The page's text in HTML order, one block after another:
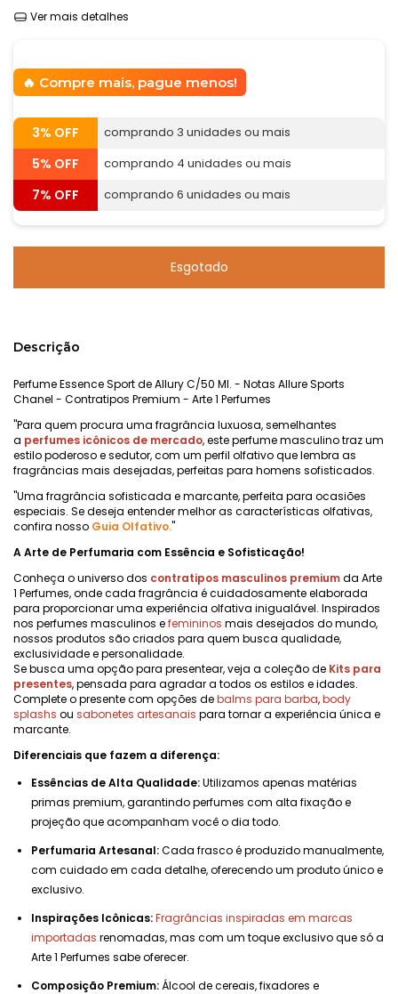
Ver mais detalhes
Compre mais, pague menos!
3% OFF comprando 3 unidades ou mais
5% OFF comprando 4 unidades ou mais
7% OFF comprando 6 unidades ou mais
Descrição
Perfume Essence Sport de Allury C/50 Ml. - Notas Allure Sports
Chanel - Contratipos Premium - Arte 1 Perfumes
"Para quem procura uma fragrância luxuosa, semelhantes
a perfumes icônicos de mercado, este perfume masculino traz um
estilo poderoso e sedutor, com um perfil olfativo que lembra as
fragrâncias mais desejadas, perfeitas para homens sofisticados.
"Uma fragrância sofisticada e marcante, perfeita para ocasiões
especiais. Se deseja entender melhor as características olfativas,
confira nosso Guia Olfativo."
A Arte de Perfumaria com Essência e Sofisticação!
Conheça o universo dos contratipos masculinos premiumda Arte
1 Perfumes, onde cada fragrância é cuidadosamente elaborada
para proporcionar uma experiência olfativa inigualável. Inspirados
nos perfumes masculinos efemininos mais desejados do mundo,
nossos produtos são criados para quem busca qualidade,
exclusividade e personalidade.
Se busca uma opção para presentear, veja a coleção de Kits para
presentes, pensada para agradar a todos os estilos e idades.
Complete o presente com opções debalms para barba,body
splashs ou sabonetes artesanais para tornar a experiência única e
marcante.
Diferenciais que fazem a diferença:
Essências de Alta Qualidade:Utilizamos apenas matérias
primas premium, garantindo perfumes com alta fixação e
projeção que acompanham você o dia todo.
Perfumaria Artesanal:Cada frasco é produzido manualmente,
com cuidado em cada detalhe, oferecendo um produto único e
exclusivo.
Inspirações Icônicas:Fragrâncias inspiradas em marcas
importadas renomadas, mas com um toque exclusivo que só a
Arte 1 Perfumes sabe oferecer.
Composição Premium:Álcool de cereais, fixadores e